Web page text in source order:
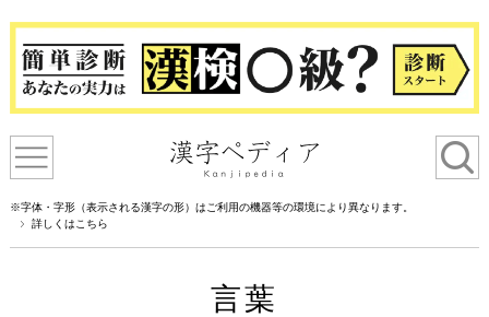
※字体・字形（表示される漢字の形）はご利用の機器等の環境により異なります。
詳しくはこちら
言葉